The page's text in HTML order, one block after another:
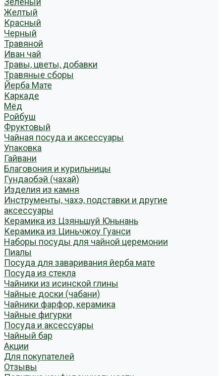
Желтый
Красный
Черный
Травяной
Иван чай
Травы, цветы, добавки
Травяные сборы
Йерба Мате
Каркаде
Мёд
Ройбуш
Фруктовый
Чайная посуда и аксессуары
Упаковка
Гайвани
Благовония и курильницы
Гундаобэй (чахай)
Изделия из камня
Инструменты, чахэ, подставки и другие
аксессуары
Керамика из Цзяньшуй Юньнань
Керамика из Циньчжоу Гуанси
Наборы посуды для чайной церемонии
Пиалы
Посуда для заваривания йерба мате
Посуда из стекла
Чайники из исинской глины
Чайные доски (чабани)
Чайники фарфор, керамика
Чайные фигурки
Посуда и аксессуары
Чайный бар
Акции
Для покупателей
Отзывы